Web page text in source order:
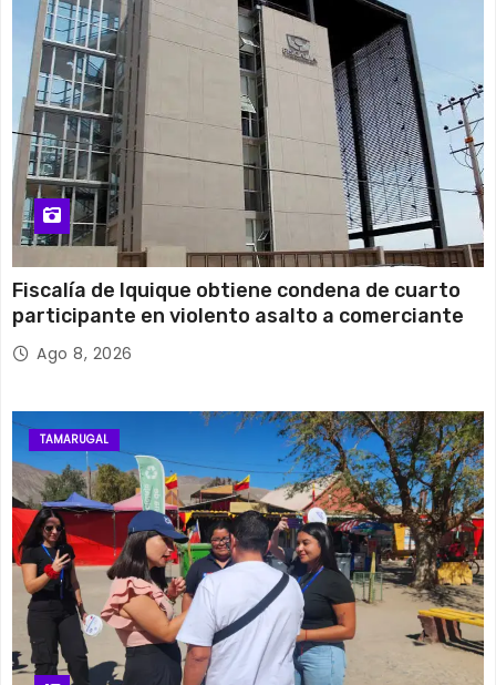
15 de agosto
Sábado 28°C 15°C
Fiscalía de Iquique obtiene condena de cuarto
participante en violento asalto a comerciante
Ago 8, 2026
TAMARUGAL